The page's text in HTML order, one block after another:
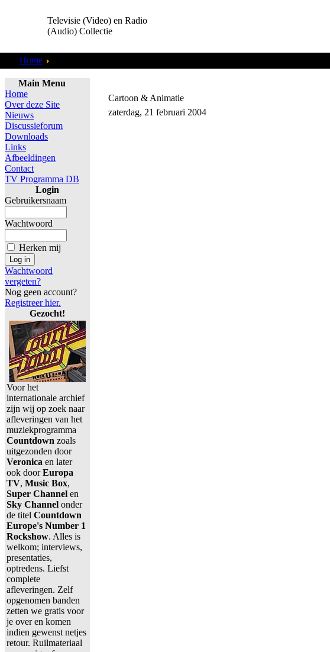
Televisie (Video) en Radio
(Audio) Collectie
Home
Main Menu
Home
Over deze Site
Nieuws
Discussieforum
Downloads
Links
Afbeeldingen
Contact
TV Programma DB
Login
Gebruikersnaam
Wachtwoord
Herken mij
Wachtwoord
vergeten?
Nog geen account?
Registreer hier.
Gezocht!
Voor het
internationale archief
zijn wij op zoek naar
afleveringen van het
muziekprogramma
Countdown zoals
uitgezonden door
Veronica en later
ook doorEuropa
TV, Music Box,
Super Channel en
Sky Channel onder
de titel Countdown
Europe's Number 1
Rockshow. Alles is
welkom; interviews,
presentaties,
optredens. Liefst
complete
afleveringen. Zelf
opgenomen banden
zetten we gratis voor
je over en komen
indien gewenst netjes
retour. Ruilmateriaal
Cartoon & Animatie
zaterdag, 21 februari 2004